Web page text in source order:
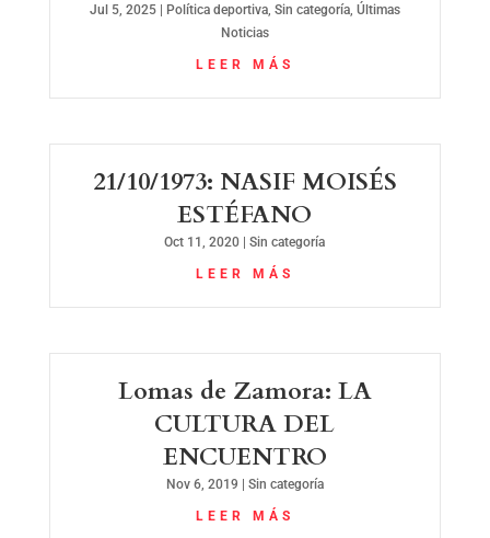
Jul 5, 2025| Política deportiva, Sin categoría, Últimas
Noticias
LEER MÁS
21/10/1973: NASIF MOISÉS
ESTÉFANO
Oct 11, 2020 |Sin categoría
LEER MÁS
Lomas de Zamora: LA
CULTURA DEL
ENCUENTRO
Nov 6, 2019 Sin categoría
LEER MÁS